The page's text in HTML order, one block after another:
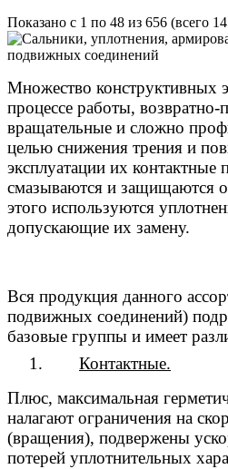
Показано с 1 по 48 из 656 (всего
Множество конструктивных
процессе работы, возвратно-
вращательные и сложно
целью снижения трения и
эксплуатации их контактные
смазываются и защищаются
этого используются
допускающие их замену.
Вся продукция данного
подвижных соединений)
базовые группы и имеет
1. Контактные.
Плюс, максимальная
налагают ограничения на
(вращения), подвержены
потерей уплотнительных